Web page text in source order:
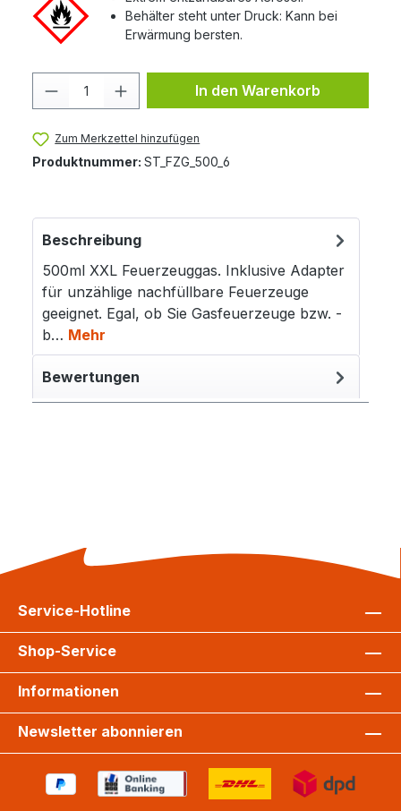
Behälter steht unter Druck: Kann bei
Erwärmung bersten.
Produkt Anzahl: Gib den
In den Warenkorb
Zum Merkzettel hinzufügen
Produktnummer: ST_FZG_500_6
Beschreibung
500ml XXL Feuerzeuggas. Inklusive Adapter
für unzählige nachfüllbare Feuerzeuge
geeignet. Egal, ob Sie Gasfeuerzeuge bzw. -
b… Mehr
Bewertungen
Service-Hotline
Shop-Service
Informationen
Newsletter abonnieren